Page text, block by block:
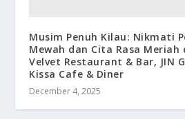
Musim Penuh Kilau: Nikmati
Mewah dan Cita Rasa Meriah
Velvet Restaurant & Bar, JIN
Kissa Cafe & Diner
December 4, 2025